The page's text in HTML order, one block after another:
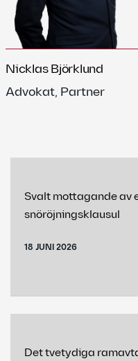
Nicklas Björklund
Advokat, Partner
Svalt mottagande av
snöröjningsklausul
18 JUNI 2026
Det tvetydiga